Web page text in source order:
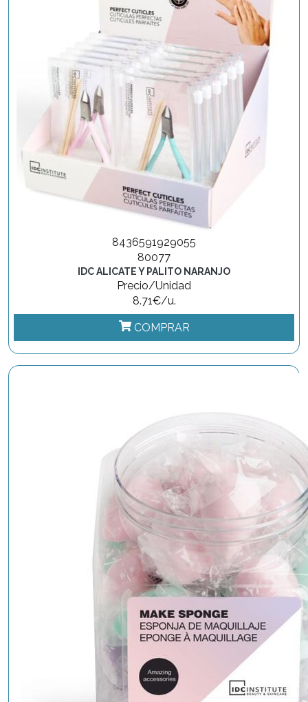
8436591929055
80077
IDC ALICATE Y PALITO NARANJO
Precio/Unidad
8.71€/u.
COMPRAR